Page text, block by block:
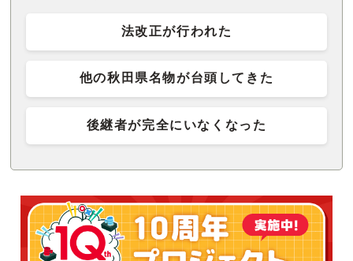
法改正が行われた
他の秋田県名物が台頭してきた
後継者が完全にいなくなった